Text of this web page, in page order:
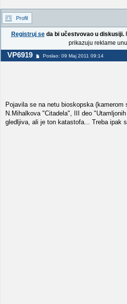
Profil
Registruj seda bi učestvovao u diskusiji.
prikazuju reklame
VP6919 Poslao: 09 Maj 2011 09:14
Pojavila se na netu bioskopska (kamerom
N.Mihalkova "Citadela", III deo
gledljiva, ali je ton katastofa... Treba ipak